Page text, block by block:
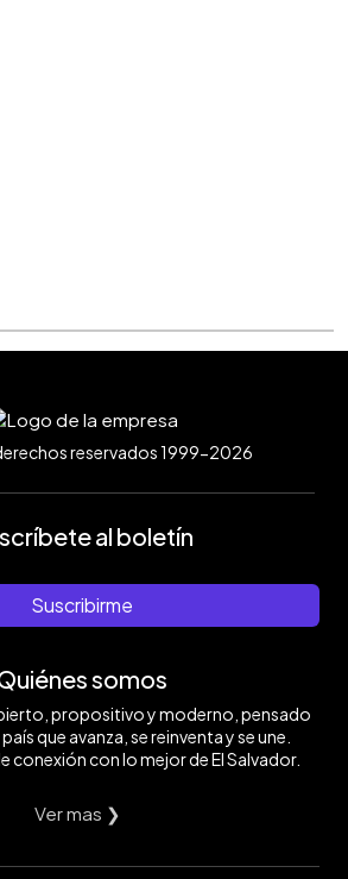
reservados 1999-2026
al boletín
Suscribirme
somos
propositivo y moderno, pensado
que avanza, se reinventa y se une.
conexión con lo mejor de El Salvador.
Ver mas ❯